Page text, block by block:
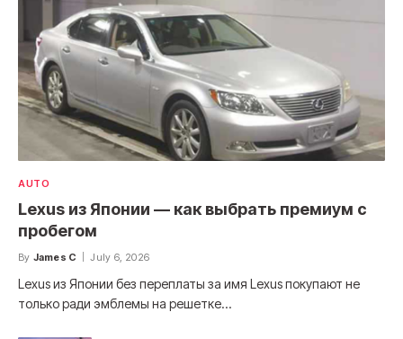
AUTO
Lexus из Японии — как выбрать премиум с
пробегом
By James C July 6, 2026
Lexus из Японии без переплаты за имя Lexus покупают не
только ради эмблемы на решетке…